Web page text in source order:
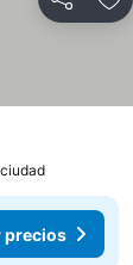
Compartir
precios